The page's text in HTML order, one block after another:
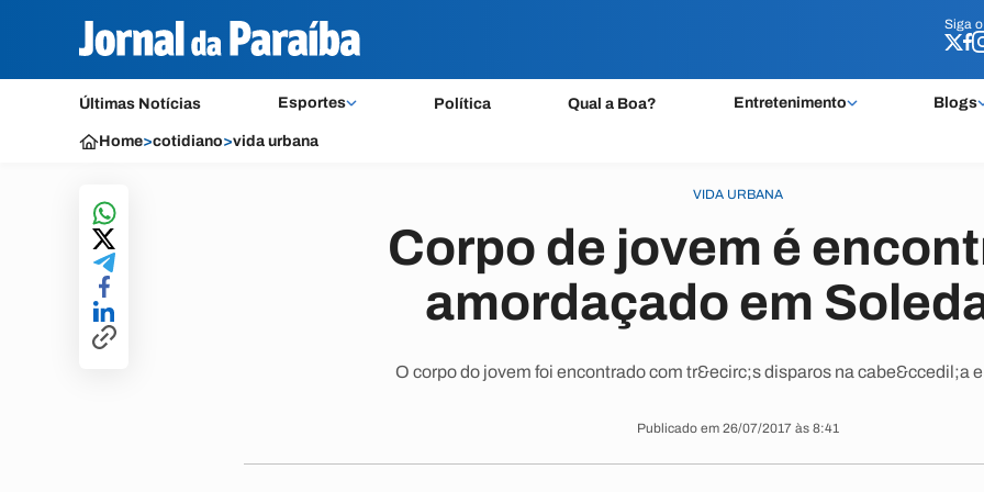
Siga o
Últimas Notícias Esportes Política Qual a Boa? Entretenimento Blogs
Siga o
Home>cotidiano>vida urbana
VIDA URBANA
Corpo de jovem é
amordaçado em
O corpo do jovem foi encontrado com tr&ecirc;s disparos na cabe&ccedil;a
Publicado em 26/07/2017 às 8:41